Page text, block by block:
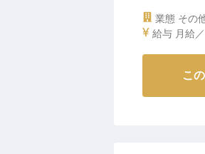
ーーJR博多
ン」。”My
30代の先
業態 その
給与 月給
こ